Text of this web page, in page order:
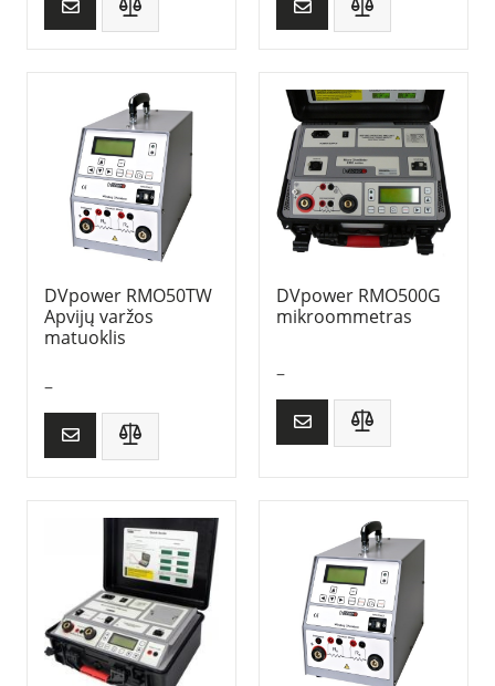
DVpower RMO50TW
Apvijų varžos
matuoklis
–
DVpower RMO500G
mikroommetras
–